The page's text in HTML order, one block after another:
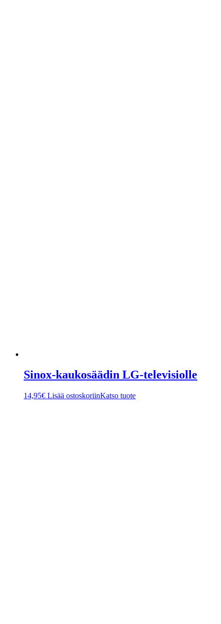
Sinox-kaukosäädin LG-televisiolle
14,95€ Lisää ostoskoriinKatso tuote